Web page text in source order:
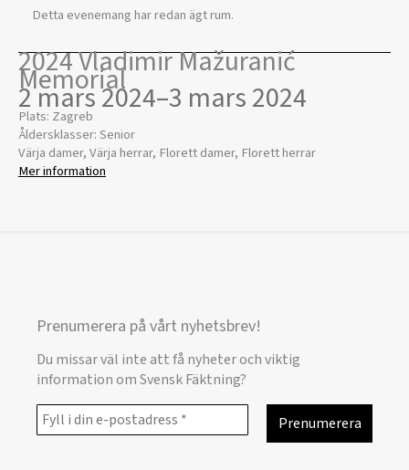
Detta evenemang har redan ägt rum.
2024 Vladimir Mažuranić
Memorial
2 mars 2024–3 mars 2024
Plats: Zagreb
Åldersklasser: Senior
Värja damer, Värja herrar, Florett damer, Florett herrar
Mer information
Prenumerera på vårt nyhetsbrev!
Du missar väl inte att få nyheter och viktig
information om Svensk Fäktning?